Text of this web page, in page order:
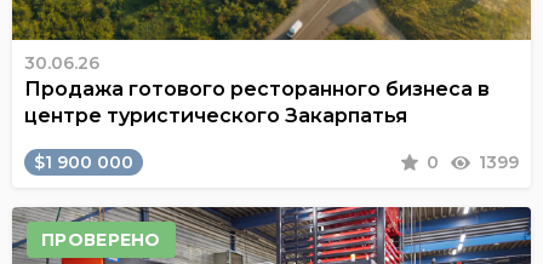
30.06.26
Продажа готового ресторанного бизнеса в
центре туристического Закарпатья
$1 900 000 0 1399
ПРОВЕРЕНО